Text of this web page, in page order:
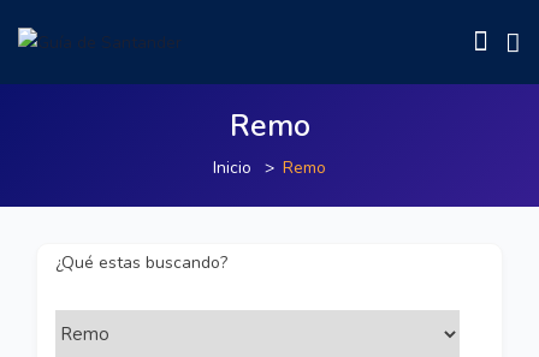
Remo
Inicio Remo
¿Qué estas buscando?